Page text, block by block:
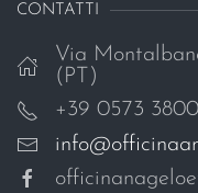
CONTATTI
Via
(PT)
+39 0573